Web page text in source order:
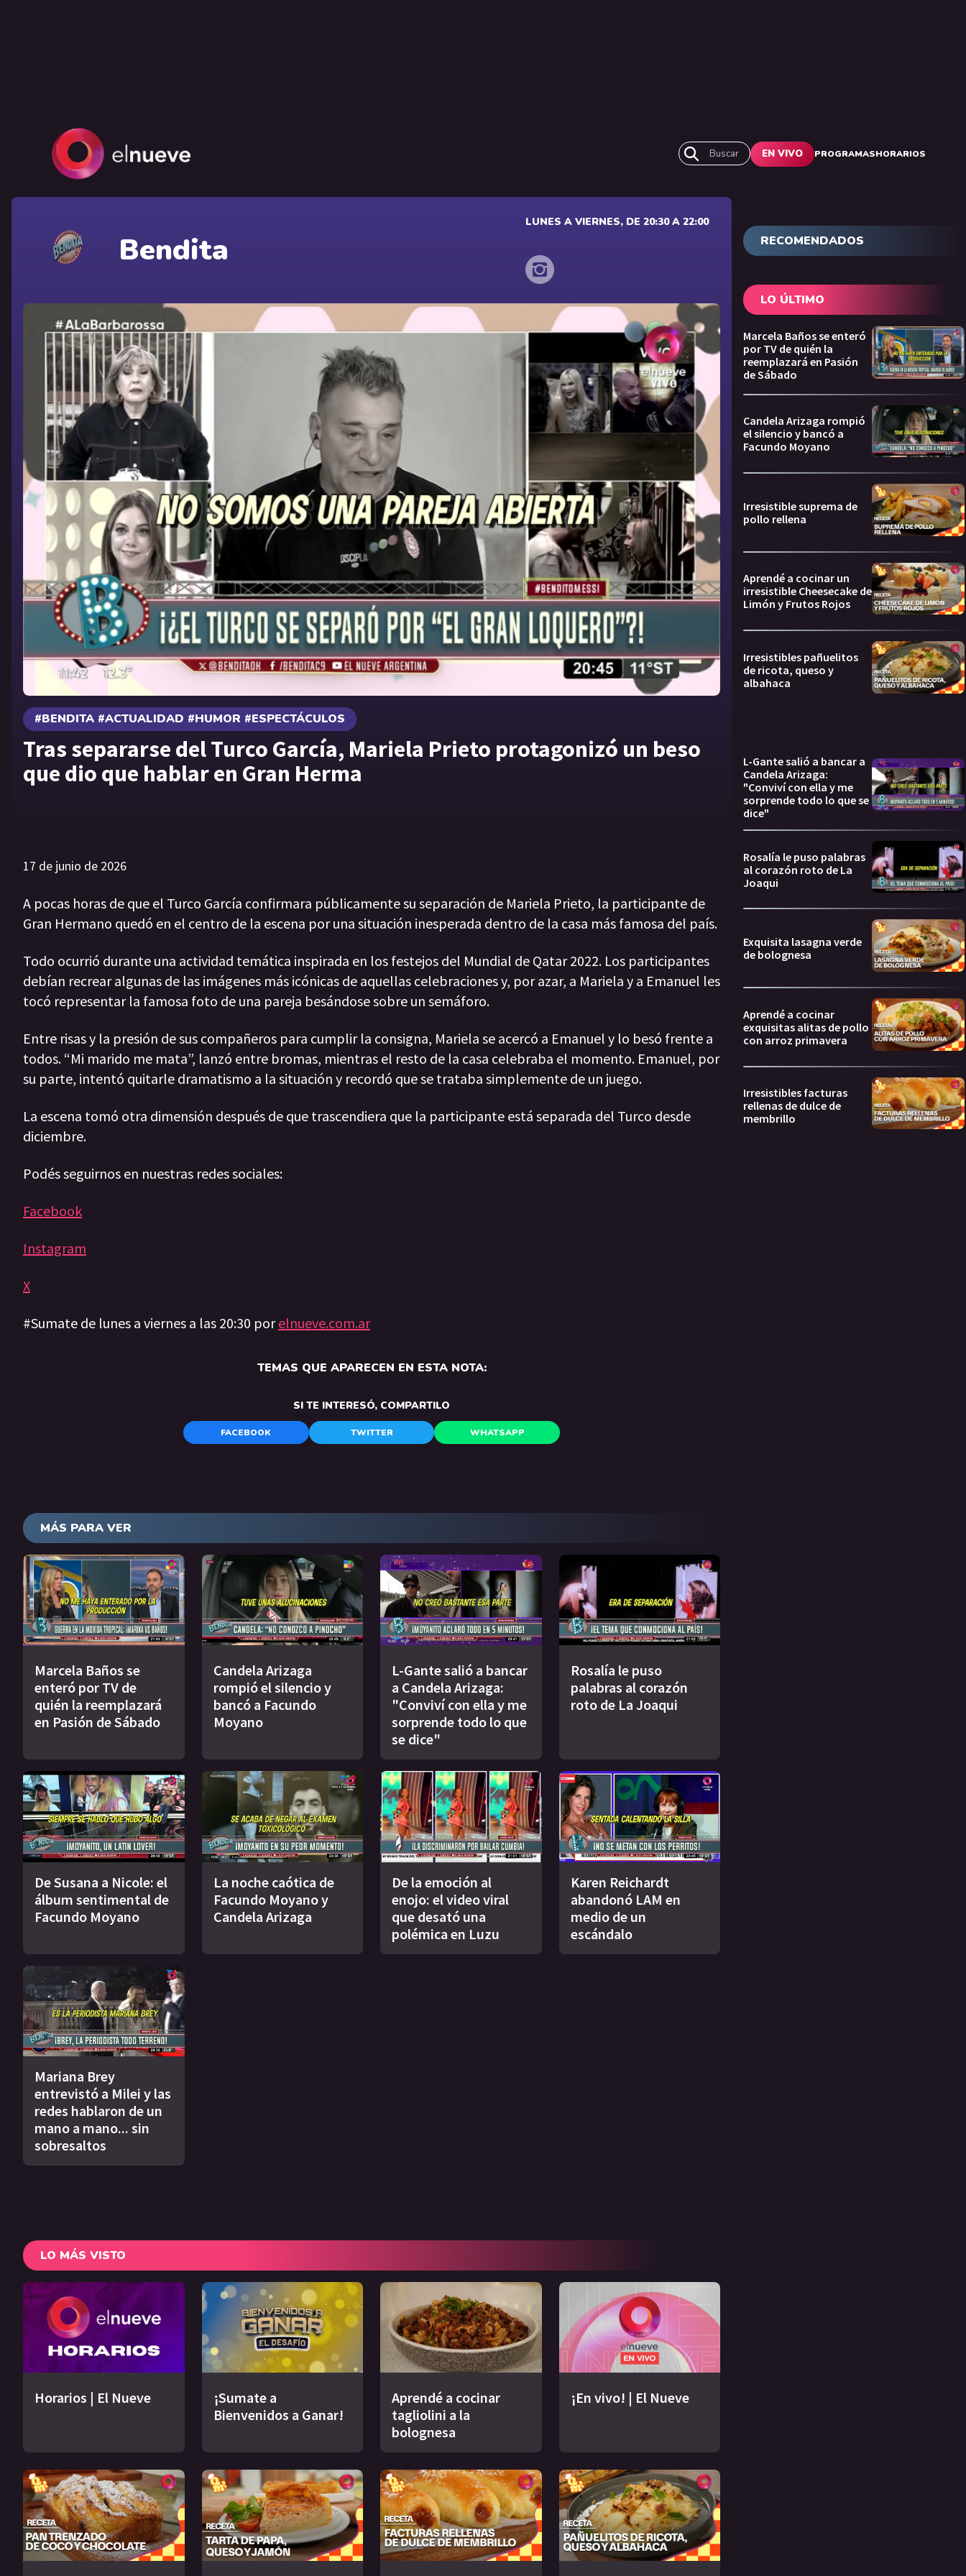
Buscar EN VIVO PROGRAMASHORARIOS
Bendita
LUNES A VIERNES, DE 20:30 A 22:00
#BENDITA #ACTUALIDAD #HUMOR #ESPECTÁCULOS
Tras separarse del Turco García, Mariela Prieto protagonizó un beso
que dio que hablar en Gran Herma
17 de junio de 2026
A pocas horas de que el Turco García confirmara públicamente su separación de Mariela Prieto, la participante de
Gran Hermano quedó en el centro de la escena por una situación inesperada dentro de la casa más famosa del país.
Todo ocurrió durante una actividad temática inspirada en los festejos del Mundial de Qatar 2022. Los participantes
debían recrear algunas de las imágenes más icónicas de aquellas celebraciones y, por azar, a Mariela y a Emanuel les
tocó representar la famosa foto de una pareja besándose sobre un semáforo.
Entre risas y la presión de sus compañeros para cumplir la consigna, Mariela se acercó a Emanuel y lo besó frente a
todos. “Mi marido me mata”, lanzó entre bromas, mientras el resto de la casa celebraba el momento. Emanuel, por
su parte, intentó quitarle dramatismo a la situación y recordó que se trataba simplemente de un juego.
La escena tomó otra dimensión después de que trascendiera que la participante está separada del Turco desde
diciembre.
Podés seguirnos en nuestras redes sociales:
Facebook
Instagram
X
#Sumate de lunes a viernes a las 20:30 porelnueve.com.ar
TEMAS QUE APARECEN EN ESTA NOTA:
SI TE INTERESÓ, COMPARTILO
FACEBOOK TWITTER WHATSAPP
MÁS PARA VER
Marcela Baños se
enteró por TV de
quién la reemplazará
en Pasión de Sábado
Candela Arizaga
rompió el silencio y
bancó a Facundo
Moyano
L-Gante salió a bancar
a Candela Arizaga:
"Conviví con ella y me
sorprende todo lo que
se dice"
Rosalía le puso
palabras al corazón
roto de La Joaqui
De Susana a Nicole: el
álbum sentimental de
Facundo Moyano
La noche caótica de
Facundo Moyano y
Candela Arizaga
De la emoción al
enojo: el video viral
que desató una
polémica en Luzu
Karen Reichardt
abandonó LAM en
medio de un
escándalo
Mariana Brey
entrevistó a Milei y las
redes hablaron de un
mano a mano... sin
sobresaltos
LO MÁS VISTO
Horarios | El Nueve
¡Sumate a
Bienvenidos a Ganar!
Aprendé a cocinar
tagliolini a la
bolognesa
¡En vivo! | El Nueve
RECOMENDADOS
LO ÚLTIMO
Marcela Baños se enteró
por TV de quién la
reemplazará en Pasión
de Sábado
Candela Arizaga rompió
el silencio y bancó a
Facundo Moyano
Irresistible suprema de
pollo rellena
Aprendé a cocinar un
irresistible Cheesecake de
Limón y Frutos Rojos
Irresistibles pañuelitos
de ricota, queso y
albahaca
L-Gante salió a bancar a
Candela Arizaga:
"Conviví con ella y me
sorprende todo lo que se
dice"
Rosalía le puso palabras
al corazón roto de La
Joaqui
Exquisita lasagna verde
de bolognesa
Aprendé a cocinar
exquisitas alitas de pollo
con arroz primavera
Irresistibles facturas
rellenas de dulce de
membrillo